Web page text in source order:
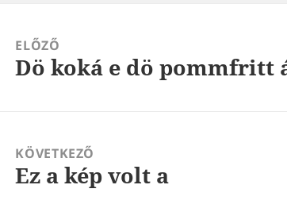
ELŐZŐ
Korábbi
Dö koká e dö pommfritt
KÖVETKEZŐ
Következő
Ez a kép volt a